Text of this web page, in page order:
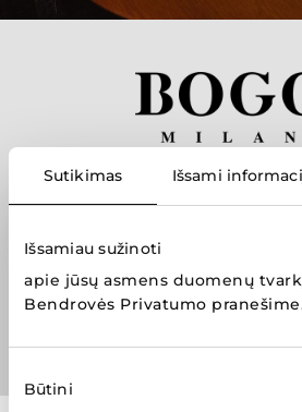
Sutikimas Išsami
Išsamiau sužinoti
apie jūsų asmens duomenų
Bendrovės Privatumo pranešime
pasirinkimas
Būtini
kokybės derinys. Nuo 1947 metų
kuria vyriškus drabužius, batus ir
identitetu.